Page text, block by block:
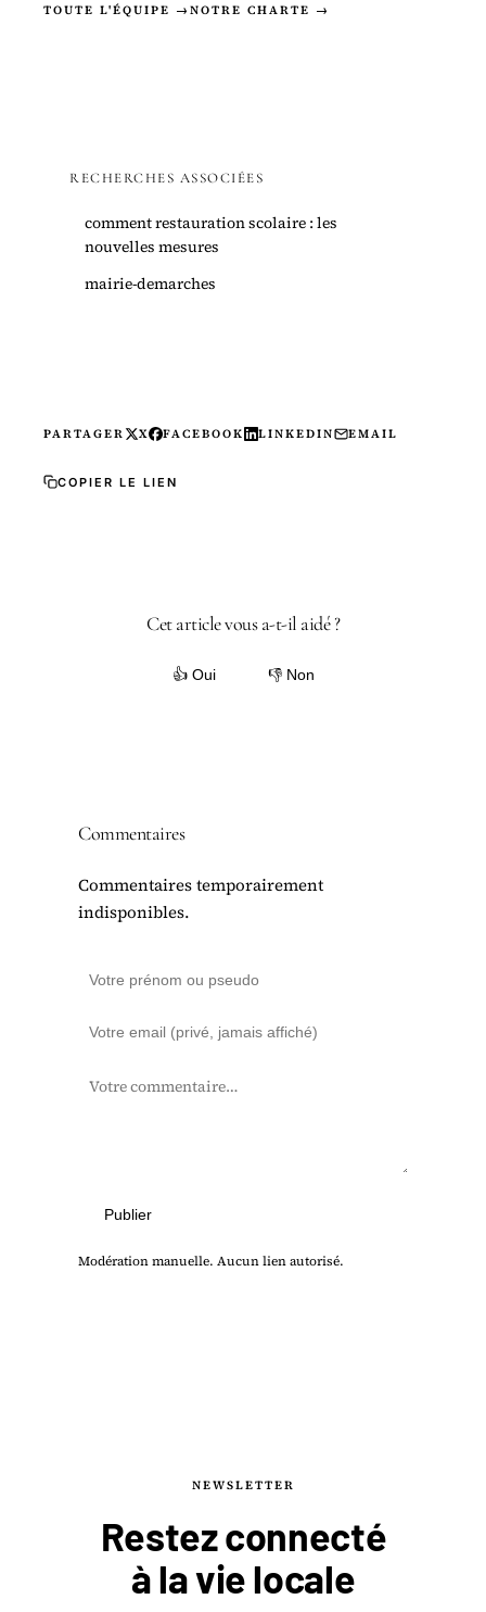
TOUTE L'ÉQUIPE → NOTRE CHARTE →
RECHERCHES ASSOCIÉES
comment restauration scolaire : les
nouvelles mesures
mairie-demarches
PARTAGER X FACEBOOK LINKEDIN EMAIL
COPIER LE LIEN
Cet article vous a-t-il aidé ?
👍 Oui 👎 Non
Commentaires
Commentaires temporairement
indisponibles.
Publier
Modération manuelle. Aucun lien autorisé.
NEWSLETTER
Restez connecté
à lavie locale